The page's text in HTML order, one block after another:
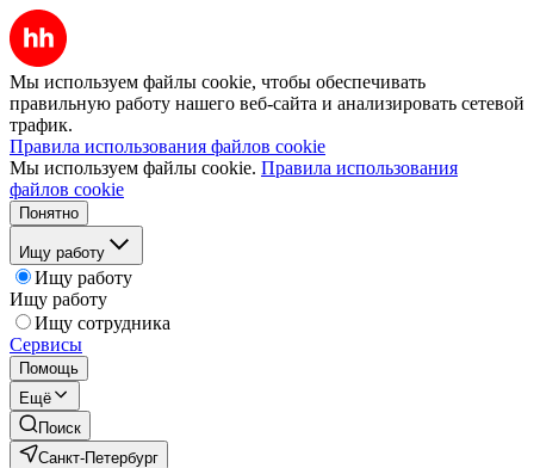
Мы используем файлы cookie, чтобы обеспечивать
правильную работу нашего веб-сайта и анализировать сетевой
трафик.
Правила использования файлов cookie
Мы используем файлы cookie. Правила использования
файлов cookie
Понятно
Ищу работу
Ищу работу
Ищу работу
Ищу сотрудника
Сервисы
Помощь
Ещё
Поиск
Санкт-Петербург